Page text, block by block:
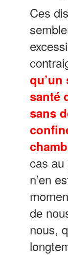
Ces
santé
sans
cas au
n’en
de
nous,